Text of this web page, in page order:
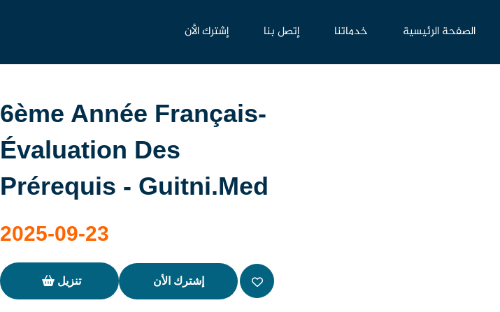
الصفحة الرئيسية خدماتنا إتصل بنا إشترك الأن
6ème Année Français-
Évaluation Des
Prérequis - Guitni.med
2025-09-23
تنزيل إشترك الأن